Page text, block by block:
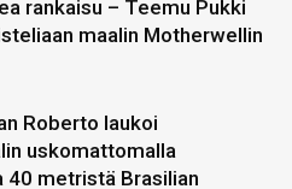
rankaisu – Teemu Pukki
maalin Motherwellin
Roberto laukoi
uskomattomalla
40 metristä Brasilian